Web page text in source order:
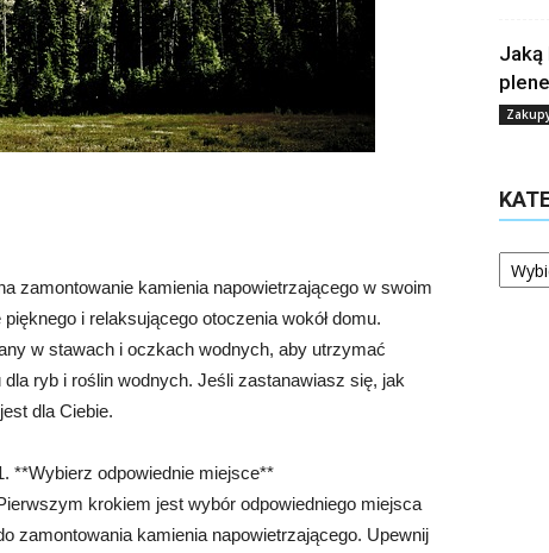
zamontowanie kamienia napowietrzającego w swoim
i relaksującego otoczenia wokół domu.
w stawach i oczkach wodnych, aby utrzymać
ryb i roślin wodnych. Jeśli zastanawiasz się, jak
dla Ciebie.
**Wybierz odpowiednie miejsce**
krokiem jest wybór odpowiedniego miejsca
zamontowania kamienia napowietrzającego. Upewnij
Jaką